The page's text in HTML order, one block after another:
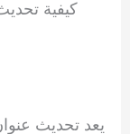
كيفية
يعد تحديث